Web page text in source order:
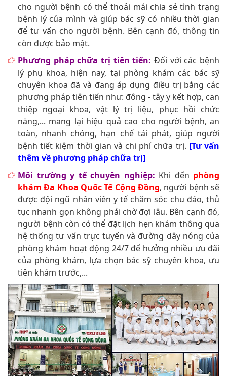
cho người bệnh có thể thoải mái chia sẻ tình trạng
bệnh lý của mình và giúp bác sỹ có nhiều thời gian
để tư vấn cho người bệnh. Bên cạnh đó, thông tin
còn được bảo mật.
Phương pháp chữa trị tiên tiến: Đối với các bệnh
lý phụ khoa, hiện nay, tại phòng khám các bác sỹ
chuyên khoa đã và đang áp dụng điều trị bằng các
phương pháp tiên tiến như: đông - tây y kết hợp, can
thiệp ngoại khoa, vật lý trị liệu, phục hồi chức
năng,... mang lại hiệu quả cao cho người bệnh, an
toàn, nhanh chóng, hạn chế tái phát, giúp người
bệnh tiết kiệm thời gian và chi phí chữa trị. [Tư vấn
thêm về phương pháp chữa trị]
Môi trường y tế chuyên nghiệp: Khi đến phòng
khám Đa Khoa Quốc Tế Cộng Đồng, người bệnh sẽ
được đội ngũ nhân viên y tế chăm sóc chu đáo, thủ
tục nhanh gọn không phải chờ đợi lâu. Bên cạnh đó,
người bệnh còn có thể đặt lịch hẹn khám thông qua
hệ thống tư vấn trực tuyến và đường dây nóng của
phòng khám hoạt động 24/7 để hưởng nhiều ưu đãi
của phòng khám, lựa chọn bác sỹ chuyên khoa, ưu
tiên khám trước,...